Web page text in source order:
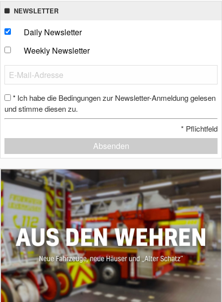
NEWSLETTER
Daily Newsletter
Weekly Newsletter
* Ich habe die Bedingungen zur Newsletter-Anmeldung gelesen
und stimme diesen zu.
* Pflichtfeld
Absenden